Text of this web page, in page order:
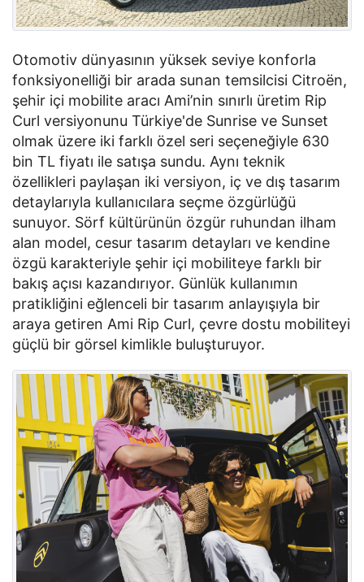
Otomotiv dünyasının yüksek seviye konforla
fonksiyonelliği bir arada sunan temsilcisi Citroën,
şehir içi mobilite aracı Ami’nin sınırlı üretim Rip
Curl versiyonunu Türkiye'de Sunrise ve Sunset
olmak üzere iki farklı özel seri seçeneğiyle 630
bin TL fiyatı ile satışa sundu. Aynı teknik
özellikleri paylaşan iki versiyon, iç ve dış tasarım
detaylarıyla kullanıcılara seçme özgürlüğü
sunuyor. Sörf kültürünün özgür ruhundan ilham
alan model, cesur tasarım detayları ve kendine
özgü karakteriyle şehir içi mobiliteye farklı bir
bakış açısı kazandırıyor. Günlük kullanımın
pratikliğini eğlenceli bir tasarım anlayışıyla bir
araya getiren Ami Rip Curl, çevre dostu mobiliteyi
güçlü bir görsel kimlikle buluşturuyor.